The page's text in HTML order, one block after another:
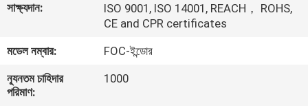
কারখানা
ভ্রমণ
মান
সাক্ষ্যদান:
ISO 9001, ISO 14001, REACH， ROHS,
CE and CPR certificates
মডেল নম্বার:
FOC-ইন্ডোর
ন্যূনতম চাহিদার
পরিমাণ:
1000